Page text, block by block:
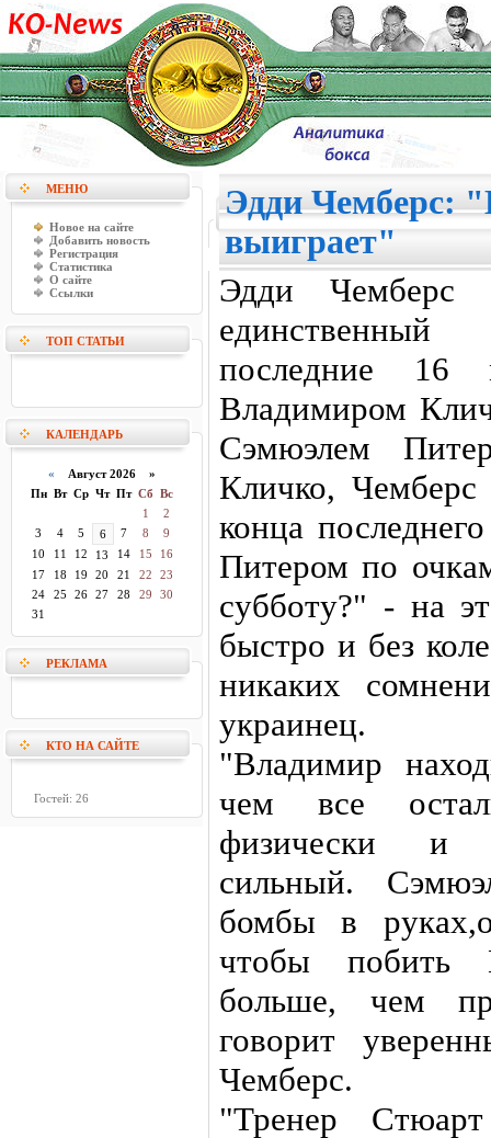
МЕНЮ
Новое на сайте
Добавить новость
Регистрация
Статистика
О сайте
Ссылки
ТОП СТАТЬИ
КАЛЕНДАРЬ
« Август 2026 »
Пн Вт Ср Чт Пт Сб Вс
1
2
3
4 5 6 7 8
9
10
11 12 13 14 15
16
17
18 19 20 21 22
23
24
25 26 27 28 29
30
31
РЕКЛАМА
КТО НА САЙТЕ
Гостей: 26
Эдди Чемберс:
выиграет"
Эдди
последние 16
Владимиром
Сэмюэлем
Кличко,
конца
Питером по
субботу?" - на
быстро и без
никаких
украинец.
"Владимир
чем все
физически и
сильный.
бомбы в
чтобы побить
больше, чем
говорит
Чемберс.
"Тренер